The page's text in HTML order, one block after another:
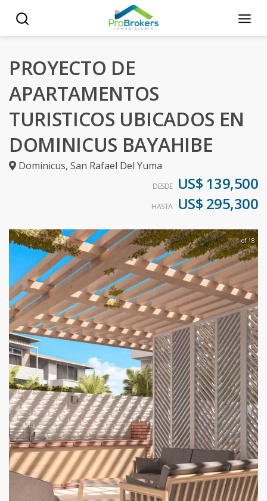
PROYECTO DE
APARTAMENTOS
TURISTICOS UBICADOS EN
DOMINICUS BAYAHIBE
Dominicus, San Rafael Del Yuma
DESDE US$ 139,500
HASTA US$ 295,300
1 of 18